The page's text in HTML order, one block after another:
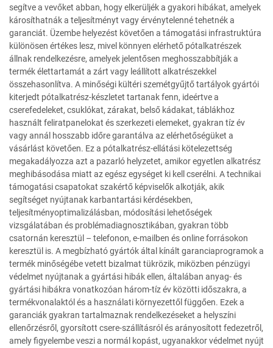
segítve a vevőket abban, hogy elkerüljék a gyakori hibákat, amelyek
károsíthatnák a teljesítményt vagy érvénytelenné tehetnék a
garanciát. Üzembe helyezést követően a támogatási infrastruktúra
különösen értékes lesz, mivel könnyen elérhető pótalkatrészek
állnak rendelkezésre, amelyek jelentősen meghosszabbítják a
termék élettartamát a zárt vagy leállított alkatrészekkel
összehasonlítva. A minőségi kültéri szemétgyűjtő tartályok gyártói
kiterjedt pótalkatrész-készletet tartanak fenn, ideértve a
cserefedeleket, csuklókat, zárakat, belső kádakat, táblákhoz
használt feliratpanelokat és szerkezeti elemeket, gyakran tíz év
vagy annál hosszabb időre garantálva az elérhetőségüket a
vásárlást követően. Ez a pótalkatrész-ellátási kötelezettség
megakadályozza azt a pazarló helyzetet, amikor egyetlen alkatrész
meghibásodása miatt az egész egységet ki kell cserélni. A technikai
támogatási csapatokat szakértő képviselők alkotják, akik
segítséget nyújtanak karbantartási kérdésekben,
teljesítményoptimalizálásban, módosítási lehetőségek
vizsgálatában és problémadiagnosztikában, gyakran több
csatornán keresztül – telefonon, e-mailben és online forrásokon
keresztül is. A megbízható gyártók által kínált garanciaprogramok a
termék minőségébe vetett bizalmat tükrözik, miközben pénzügyi
védelmet nyújtanak a gyártási hibák ellen, általában anyag- és
gyártási hibákra vonatkozóan három-tíz év közötti időszakra, a
termékvonalaktól és a használati környezettől függően. Ezek a
garanciák gyakran tartalmaznak rendelkezéseket a helyszíni
ellenőrzésről, gyorsított csere-szállításról és arányosított fedezetről,
amely figyelembe veszi a normál kopást, ugyanakkor védelmet nyújt